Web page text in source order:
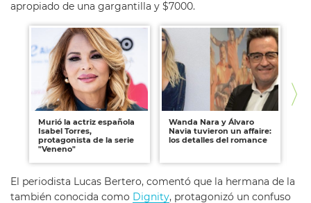
apropiado de una gargantilla y $7000.
Murió la actriz española
Isabel Torres,
protagonista de la serie
"Veneno"
Wanda Nara y Álvaro
Navia tuvieron un affaire:
los detalles del romance
El periodista Lucas Bertero, comentó que la hermana de la
también conocida como Dignity, protagonizó un confuso